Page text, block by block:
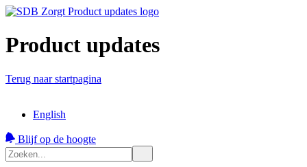
Product updates
Terug naar startpagina
English
Blijf op de hoogte